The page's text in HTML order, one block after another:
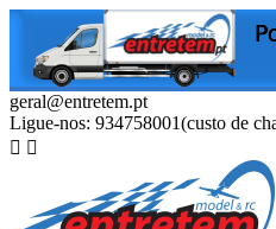
geral@entretem.pt
Ligue-nos: 934758001(custo de
 